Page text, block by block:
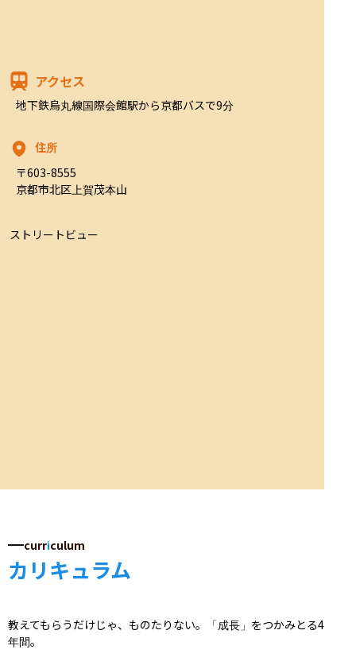
アクセス
地下鉄烏丸線国際会館駅から京都バスで9分
住所
〒603-8555
京都市北区上賀茂本山
ストリートビュー
curriculum
カリキュラム
教えてもらうだけじゃ、ものたりない。「成長」をつかみとる4
年間。